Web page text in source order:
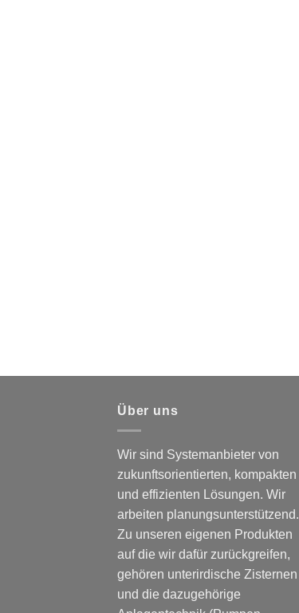
Über uns
Wir sind Systemanbieter von
zukunftsorientierten, kompakten
und effizienten Lösungen. Wir
arbeiten planungsunterstützend.
Zu unseren eigenen Produkten
auf die wir dafür zurückgreifen,
gehören unterirdische Zisternen
und die dazugehörige